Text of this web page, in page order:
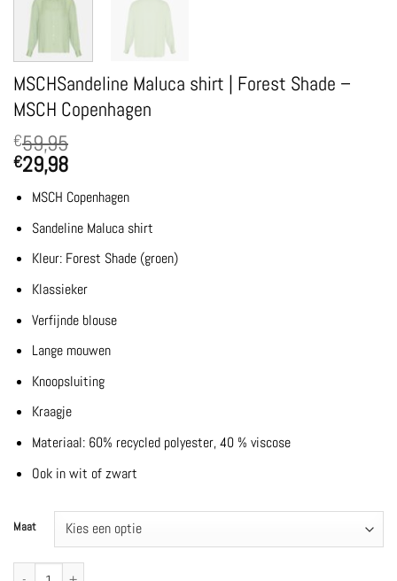
MSCHSandeline Maluca shirt | Forest Shade –
MSCH Copenhagen
€59,95
€29,98
MSCH Copenhagen
Sandeline Maluca shirt
Kleur: Forest Shade (groen)
Klassieker
Verfijnde blouse
Lange mouwen
Knoopsluiting
Kraagje
Materiaal: 60% recycled polyester, 40 % viscose
Ook in wit of zwart
Maat
MSCHSandeline Maluca shirt | Forest Shade - MSCH Copenhagen aantal